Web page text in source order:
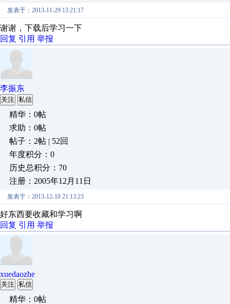
发表于：2013-11-29 13:21:17
谢谢，下载后学习一下
回复 引用 举报
李振东
关注 私信
精华：0帖
求助：0帖
帖子：2帖 | 52回
年度积分：0
历史总积分：70
注册：2005年12月11日
发表于：2013-12-10 21:13:23
好东西要收藏和学习啊
回复 引用 举报
xuedaozhe
关注 私信
精华：0帖